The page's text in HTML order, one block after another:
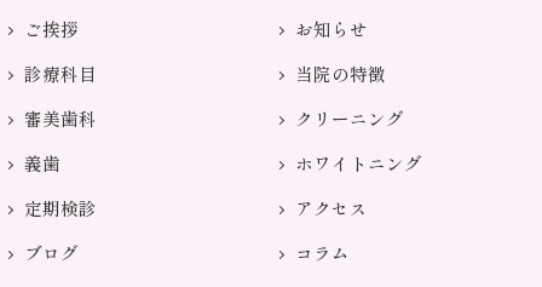
ご挨拶
お知らせ
診療科目
当院の特徴
審美歯科
クリーニング
義歯
ホワイトニング
定期検診
アクセス
ブログ
コラム